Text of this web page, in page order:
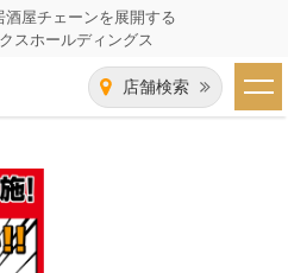
酒屋チェーンを展開する
スホールディングス
店舗検索